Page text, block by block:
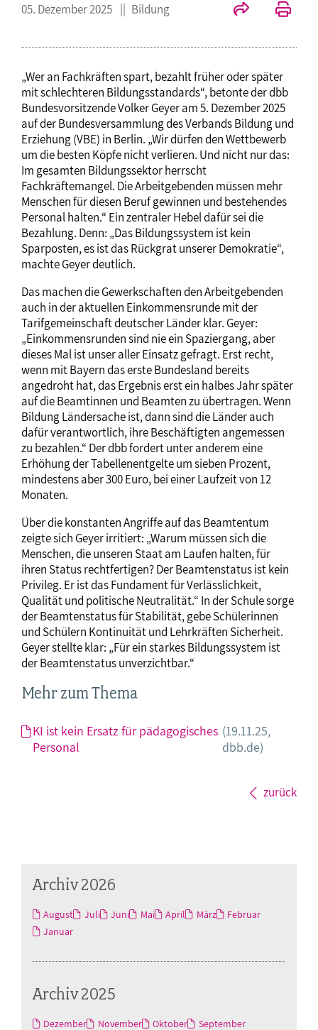
05. Dezember 2025 Bildung
„Wer an Fachkräften spart, bezahlt früher oder später
mit schlechteren Bildungsstandards“, betonte der dbb
Bundesvorsitzende Volker Geyer am 5. Dezember 2025
auf der Bundesversammlung des Verbands Bildung und
Erziehung (VBE) in Berlin. „Wir dürfen den Wettbewerb
um die besten Köpfe nicht verlieren. Und nicht nur das:
Im gesamten Bildungssektor herrscht
Fachkräftemangel. Die Arbeitgebenden müssen mehr
Menschen für diesen Beruf gewinnen und bestehendes
Personal halten.“ Ein zentraler Hebel dafür sei die
Bezahlung. Denn: „Das Bildungssystem ist kein
Sparposten, es ist das Rückgrat unserer Demokratie“,
machte Geyer deutlich.
Das machen die Gewerkschaften den Arbeitgebenden
auch in der aktuellen Einkommensrunde mit der
Tarifgemeinschaft deutscher Länder klar. Geyer:
„Einkommensrunden sind nie ein Spaziergang, aber
dieses Mal ist unser aller Einsatz gefragt. Erst recht,
wenn mit Bayern das erste Bundesland bereits
angedroht hat, das Ergebnis erst ein halbes Jahr später
auf die Beamtinnen und Beamten zu übertragen. Wenn
Bildung Ländersache ist, dann sind die Länder auch
dafür verantwortlich, ihre Beschäftigten angemessen
zu bezahlen.“ Der dbb fordert unter anderem eine
Erhöhung der Tabellenentgelte um sieben Prozent,
mindestens aber 300 Euro, bei einer Laufzeit von 12
Monaten.
Über die konstanten Angriffe auf das Beamtentum
zeigte sich Geyer irritiert: „Warum müssen sich die
Menschen, die unseren Staat am Laufen halten, für
ihren Status rechtfertigen? Der Beamtenstatus ist kein
Privileg. Er ist das Fundament für Verlässlichkeit,
Qualität und politische Neutralität.“ In der Schule sorge
der Beamtenstatus für Stabilität, gebe Schülerinnen
und Schülern Kontinuität und Lehrkräften Sicherheit.
Geyer stellte klar: „Für ein starkes Bildungssystem ist
der Beamtenstatus unverzichtbar.“
Mehr zum Thema
KI ist kein Ersatz für pädagogisches
Personal
(19.11.25,
dbb.de)
zurück
Archiv 2026
August Juli Juni Mai April März
Februar
Januar
Archiv 2025
Dezember November Oktober September